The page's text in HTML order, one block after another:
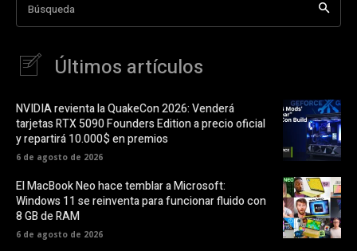
Búsqueda
Últimos artículos
NVIDIA revienta la QuakeCon 2026: Venderá
tarjetas RTX 5090 Founders Edition a precio oficial
y repartirá 10.000$ en premios
6 de agosto de 2026
El MacBook Neo hace temblar a Microsoft:
Windows 11 se reinventa para funcionar fluido con
8 GB de RAM
6 de agosto de 2026